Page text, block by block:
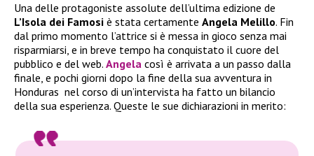
Una delle protagoniste assolute dell’ultima edizione de
L’Isola dei Famosi è stata certamente Angela Melillo. Fin
dal primo momento l’attrice si è messa in gioco senza mai
risparmiarsi, e in breve tempo ha conquistato il cuore del
pubblico e del web. Angela così è arrivata a un passo dalla
finale, e pochi giorni dopo la fine della sua avventura in
Honduras nel corso di un’intervista ha fatto un bilancio
della sua esperienza. Queste le sue dichiarazioni in merito: